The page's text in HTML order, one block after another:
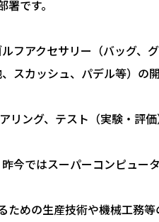
です。
フアクセサリー（バッグ、グ
スカッシュ、パデル等）の
リング、テスト（実験・評
今ではスーパーコンピュー
めの生産技術や機械工務等